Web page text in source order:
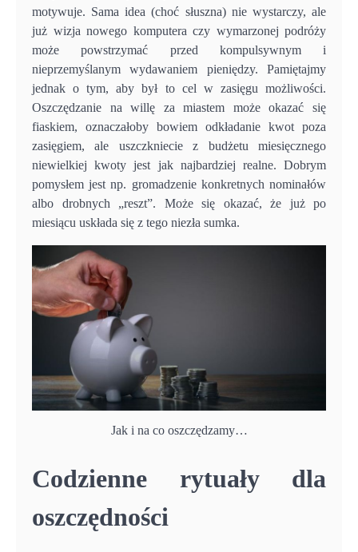
motywuje. Sama idea (choć słuszna) nie wystarczy, ale
już wizja nowego komputera czy wymarzonej podróży
może powstrzymać przed kompulsywnym i
nieprzemyślanym wydawaniem pieniędzy. Pamiętajmy
jednak o tym, aby był to cel w zasięgu możliwości.
Oszczędzanie na willę za miastem może okazać się
fiaskiem, oznaczałoby bowiem odkładanie kwot poza
zasięgiem, ale uszczkniecie z budżetu miesięcznego
niewielkiej kwoty jest jak najbardziej realne. Dobrym
pomysłem jest np. gromadzenie konkretnych nominałów
albo drobnych „reszt”. Może się okazać, że już po
miesiącu uskłada się z tego niezła sumka.
Jak i na co oszczędzamy…
Codzienne rytuały dla
oszczędności